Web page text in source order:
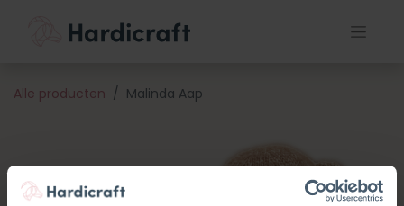
Alle producten Malinda Aap